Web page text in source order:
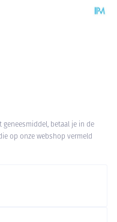
betaal je in de
op onze webshop vermeld